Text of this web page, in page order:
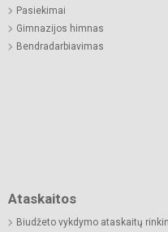
Pasiekimai
Gimnazijos himnas
Bendradarbiavimas
Ataskaitos
Biudžeto vykdymo ataskaitų